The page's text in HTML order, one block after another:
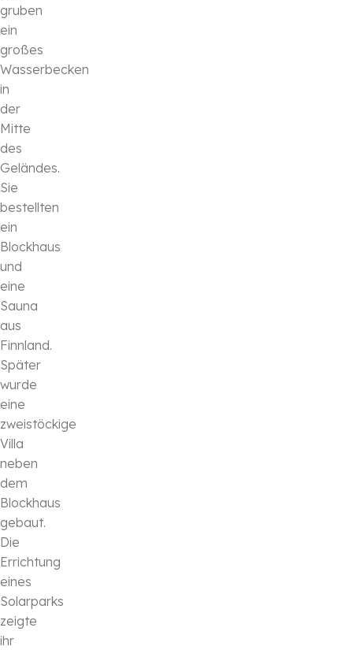
gruben
ein
großes
Wasserbecken
in
der
Mitte
des
Geländes.
Sie
bestellten
ein
Blockhaus
und
eine
Sauna
aus
Finnland.
Später
wurde
eine
zweistöckige
Villa
neben
dem
Blockhaus
gebaut.
Die
Errichtung
eines
Solarparks
zeigte
ihr